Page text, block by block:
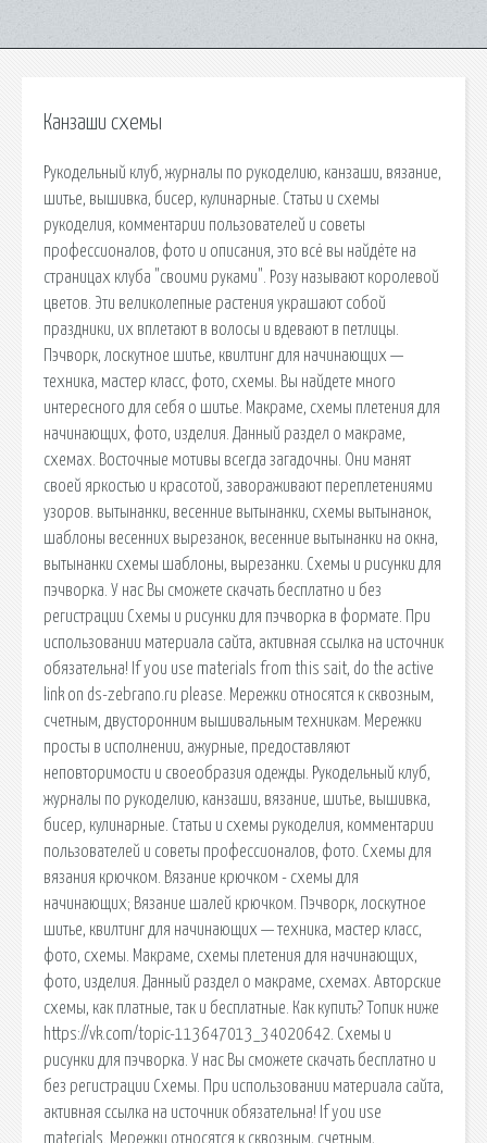
Канзаши схемы
Рукодельный клуб, журналы по рукоделию, канзаши, вязание,
шитье, вышивка, бисер, кулинарные. Статьи и схемы
рукоделия, комментарии пользователей и советы
профессионалов, фото и описания, это всё вы найдёте на
страницах клуба "своими руками". Розу называют королевой
цветов. Эти великолепные растения украшают собой
праздники, их вплетают в волосы и вдевают в петлицы.
Пэчворк, лоскутное шитье, квилтинг для начинающих —
техника, мастер класс, фото, схемы. Вы найдете много
интересного для себя о шитье. Макраме, схемы плетения для
начинающих, фото, изделия. Данный раздел о макраме,
схемах. Восточные мотивы всегда загадочны. Они манят
своей яркостью и красотой, завораживают переплетениями
узоров. вытынанки, весенние вытынанки, схемы вытынанок,
шаблоны весенних вырезанок, весенние вытынанки на окна,
вытынанки схемы шаблоны, вырезанки. Схемы и рисунки для
пэчворка. У нас Вы сможете скачать бесплатно и без
регистрации Схемы и рисунки для пэчворка в формате. При
использовании материала сайта, активная ссылка на источник
обязательна! If you use materials from this sait, do the active
link on ds-zebrano.ru please. Мережки относятся к сквозным,
счетным, двусторонним вышивальным техникам. Мережки
просты в исполнении, ажурные, предоставляют
неповторимости и своеобразия одежды. Рукодельный клуб,
журналы по рукоделию, канзаши, вязание, шитье, вышивка,
бисер, кулинарные. Статьи и схемы рукоделия, комментарии
пользователей и советы профессионалов, фото. Схемы для
вязания крючком. Вязание крючком - схемы для
начинающих; Вязание шалей крючком. Пэчворк, лоскутное
шитье, квилтинг для начинающих — техника, мастер класс,
фото, схемы. Макраме, схемы плетения для начинающих,
фото, изделия. Данный раздел о макраме, схемах. Авторские
схемы, как платные, так и бесплатные. Как купить? Топик ниже
https://vk.com/topic-113647013_34020642. Схемы и
рисунки для пэчворка. У нас Вы сможете скачать бесплатно и
без регистрации Схемы. При использовании материала сайта,
активная ссылка на источник обязательна! If you use
materials. Мережки относятся к сквозным, счетным,